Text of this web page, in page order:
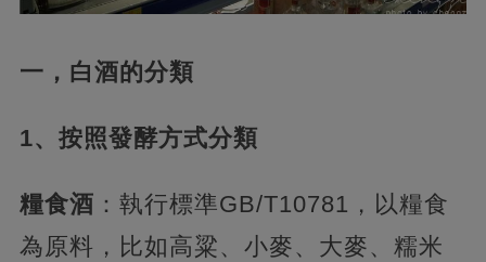
一，白酒的分類
1、按照發酵方式分類
糧食酒 ：執行標準GB/T10781，以糧食
為原料，比如高粱、小麥、大麥、糯米